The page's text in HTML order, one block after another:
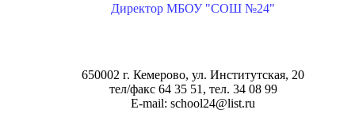
Директор МБОУ "СОШ №24"
650002 г. Кемерово, ул. Институтская, 20
тел/факс 64 35 51, тел. 34 08 99
E-mail: school24@list.ru